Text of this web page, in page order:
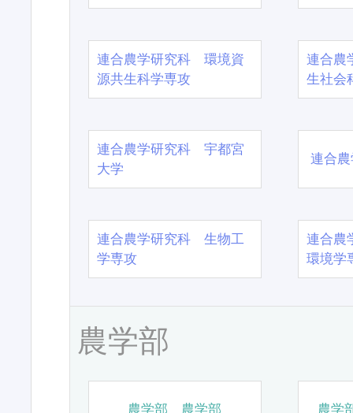
連合農学研究科 環境資
源共生科学専攻
連合農
生社会
連合農学研究科 宇都宮
大学
連合
連合農学研究科 生物工
学専攻
連合農
環境学
農学部
農学部 農学部 農学